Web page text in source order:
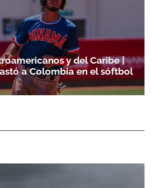
y del Caribe |
a Colombia en el sóftbol